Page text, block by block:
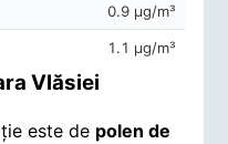
0.9 μg/m³
1.1 μg/m³
Vlăsiei
este de polen de